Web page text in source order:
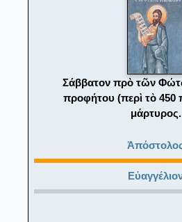
Σάββατον πρὸ τῶν
προφήτου (περὶ τὸ 450
μάρτυρος.